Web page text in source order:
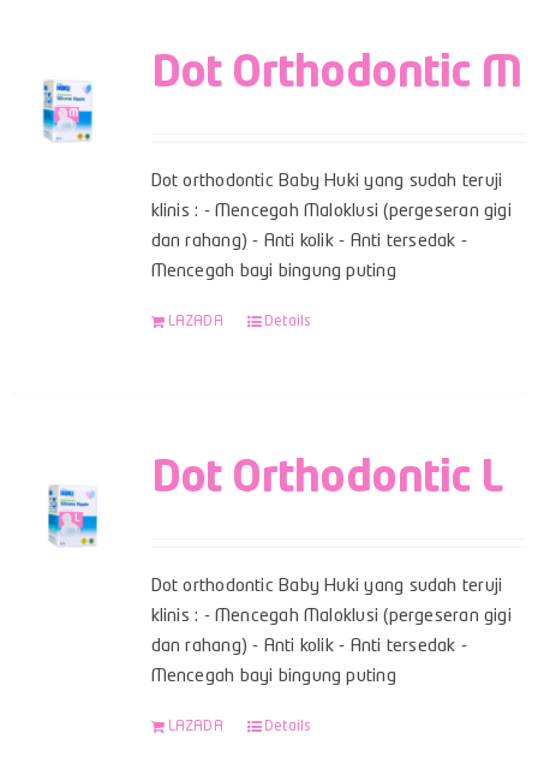
Dot Orthodontic M
Dot orthodontic Baby Huki yang sudah teruji
klinis : - Mencegah Maloklusi (pergeseran gigi
dan rahang) - Anti kolik - Anti tersedak -
Mencegah bayi bingung puting
LAZADA Details
Dot Orthodontic L
Dot orthodontic Baby Huki yang sudah teruji
klinis : - Mencegah Maloklusi (pergeseran gigi
dan rahang) - Anti kolik - Anti tersedak -
Mencegah bayi bingung puting
LAZADA Details